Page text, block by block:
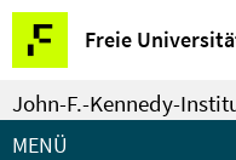
Springe
direkt
zu
Inhalt
Freie
Service-
Navigation
John-F.-Kennedy-
MENÜ